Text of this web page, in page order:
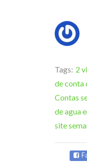
Tags: 2
de conta
Contas
de agua
site